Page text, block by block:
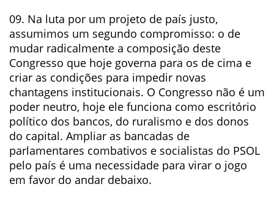
09. Na luta por um projeto de país justo,
assumimos um segundo compromisso: o de
mudar radicalmente a composição deste
Congresso que hoje governa para os de cima e
criar as condições para impedir novas
chantagens institucionais. O Congresso não é um
poder neutro, hoje ele funciona como escritório
político dos bancos, do ruralismo e dos donos
do capital. Ampliar as bancadas de
parlamentares combativos e socialistas do PSOL
pelo país é uma necessidade para virar o jogo
em favor do andar debaixo.